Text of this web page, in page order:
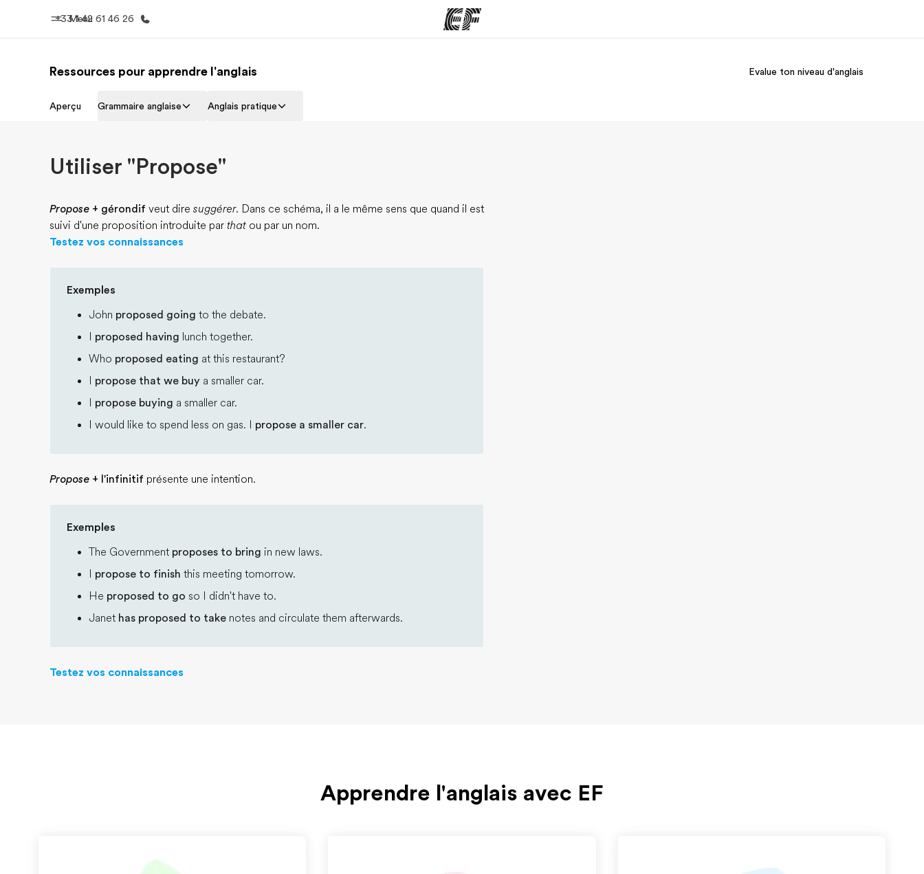
Menu
+33 1 42 61 46 26
Accueil Programmes
Ressources pour apprendre l'anglais Evalue ton niveau d'anglais
Aperçu Grammaire anglaise Anglais pratique
Utiliser "Propose"
Propose + gérondif veut dire suggérer. Dans ce schéma, il a le même sens que quand il est
suivi d'une proposition introduite par that ou par un nom.
Testez vos connaissances
Exemples
John proposed going to the debate.
proposed having lunch together.
Who proposed eating at this restaurant?
propose that we buy a smaller car.
propose buying a smaller car.
I would like to spend less on gas. I propose a smaller car.
Propose + l'infinitif présente une intention.
Exemples
The Government proposes to bring in new laws.
propose to finish this meeting tomorrow.
He proposed to go so I didn't have to.
Janet has proposed to take notes and circulate them afterwards.
Testez vos connaissances
Apprendre l'anglais avec EF